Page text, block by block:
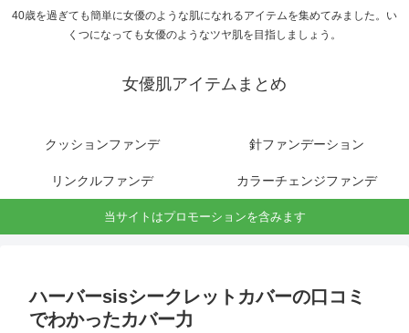
40歳を過ぎても簡単に女優のような肌になれるアイテムを集めてみました。い
くつになっても女優のようなツヤ肌を目指しましょう。
女優肌アイテムまとめ
クッションファンデ 針ファンデーション
リンクルファンデ カラーチェンジファンデ
当サイトはプロモーションを含みます
ハーバーsisシークレットカバーの口コミ
でわかったカバー力